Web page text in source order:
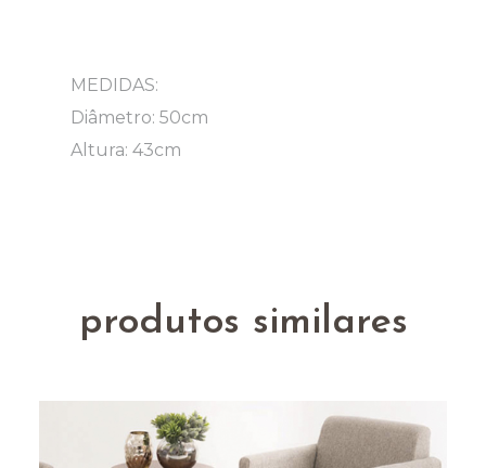
MEDIDAS:
Diâmetro: 50cm
Altura: 43cm
produtos similares